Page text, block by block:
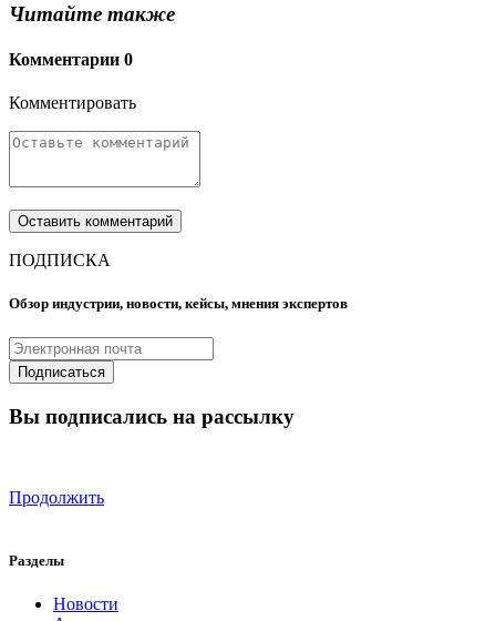
Читайте также
Комментарии 0
Комментировать
ПОДПИСКА
Обзор индустрии, новости, кейсы, мнения экспертов
Вы подписались на рассылку
Продолжить
Разделы
Новости